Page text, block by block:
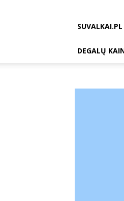
SUVALKAI.PL
DEGALŲ